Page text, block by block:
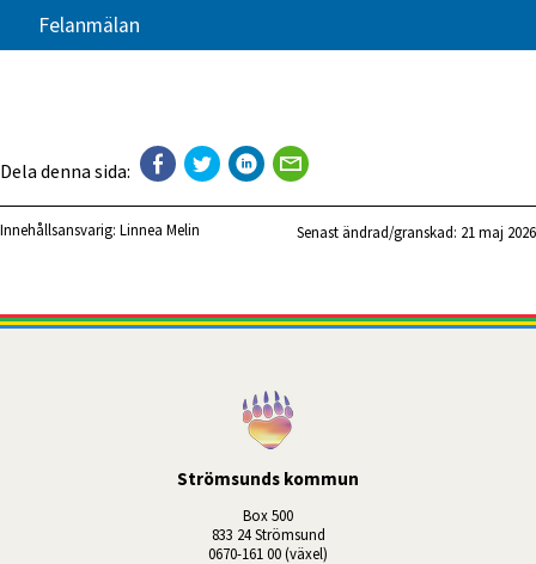
Felanmälan
Dela denna sida:
Innehållsansvarig: Linnea Melin Senast ändrad/granskad: 21 maj 2026
Strömsunds kommun
Box 500
833 24 Strömsund
0670-161 00 (växel)